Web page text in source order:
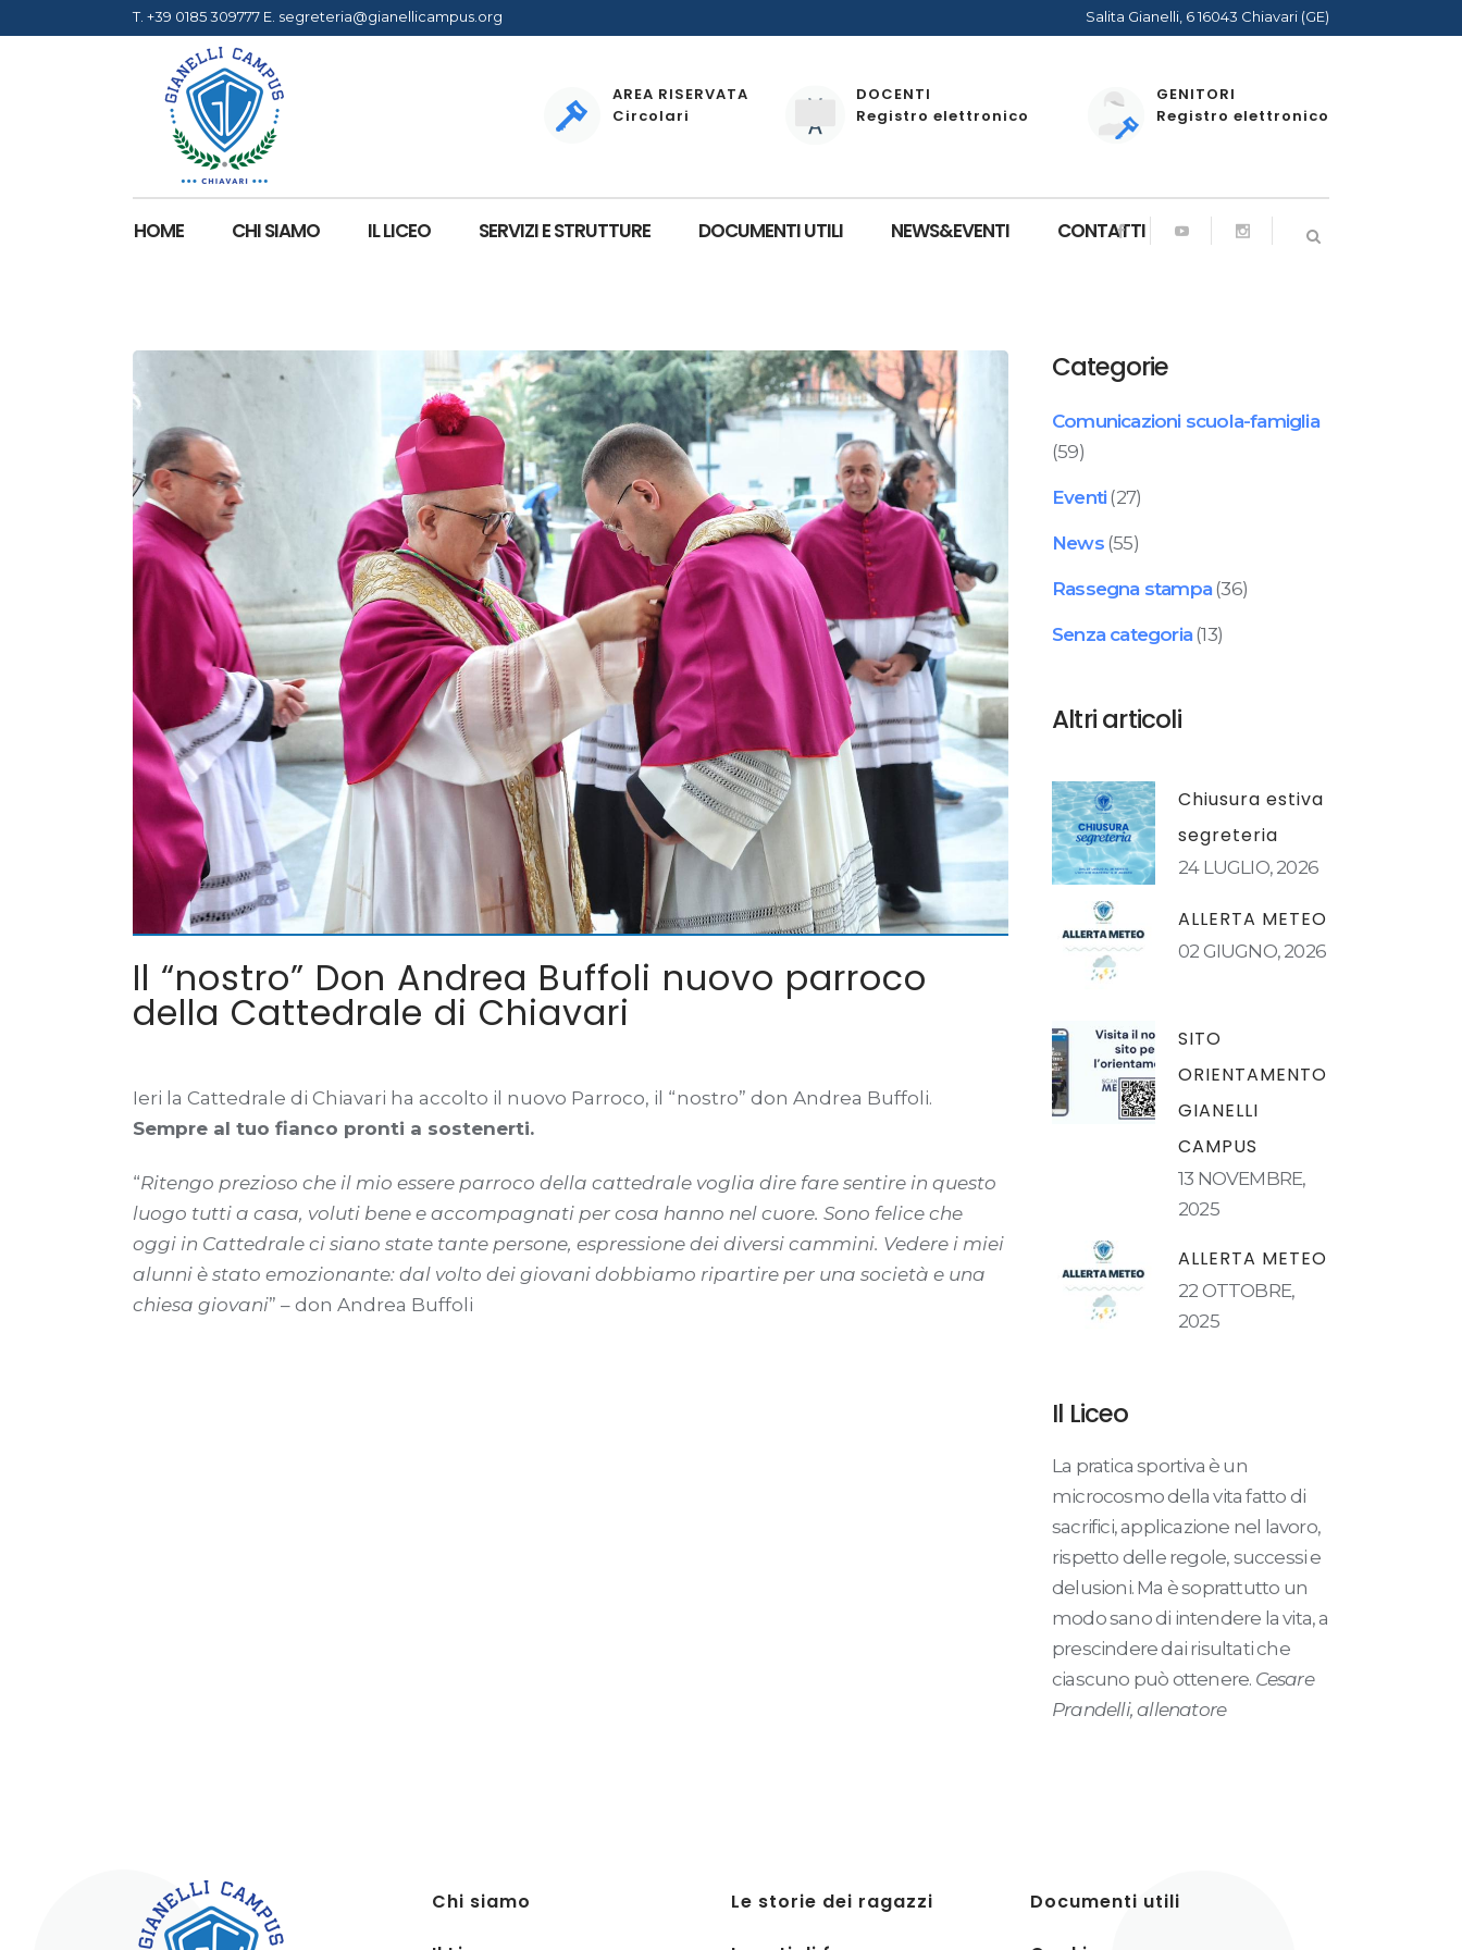
T. +39 0185 309777 E. segreteria@gianellicampus.org Salita Gianelli, 6 16043 Chiavari (GE)
AREA RISERVATA
Circolari
DOCENTI
Registro elettronico
GENITORI
Registro elettronico
HOME CHI SIAMO IL LICEO SERVIZI E STRUTTURE DOCUMENTI UTILI NEWS&EVENTI CONTATTI
Il “nostro” Don Andrea Buffoli nuovo parroco
della Cattedrale di Chiavari
Ieri la Cattedrale di Chiavari ha accolto il nuovo Parroco, il “nostro” don Andrea Buffoli.
Sempre al tuo fianco pronti a sostenerti.
“Ritengo prezioso che il mio essere parroco della cattedrale voglia dire fare sentire in questo
luogo tutti a casa, voluti bene e accompagnati per cosa hanno nel cuore. Sono felice che
oggi in Cattedrale ci siano state tante persone, espressione dei diversi cammini. Vedere i miei
alunni è stato emozionante: dal volto dei giovani dobbiamo ripartire per una società e una
chiesa giovani” – don Andrea Buffoli
Categorie
Comunicazioni scuola-famiglia
(59)
Eventi(27)
News(55)
Rassegna stampa(36)
Senza categoria(13)
Altri articoli
Chiusura estiva
segreteria
24 LUGLIO, 2026
ALLERTA METEO
02 GIUGNO, 2026
SITO
ORIENTAMENTO
GIANELLI
CAMPUS
13 NOVEMBRE,
2025
ALLERTA METEO
22 OTTOBRE,
2025
Il Liceo
La pratica sportiva è un
microcosmo della vita fatto di
sacrifici, applicazione nel lavoro,
rispetto delle regole, successi e
delusioni. Ma è soprattutto un
modo sano di intendere la vita, a
prescindere dai risultati che
ciascuno può ottenere. Cesare
Prandelli, allenatore
Chi siamo Le storie dei ragazzi Documenti utili